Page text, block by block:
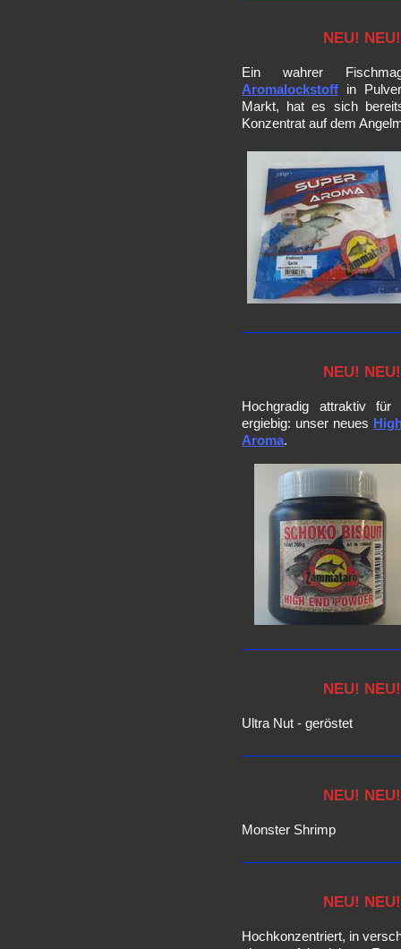
NEU!
Ein wahrer
Aromalockstoff in
Markt, hat es sich
Konzentrat auf dem
NEU!
Hochgradig attraktiv
ergiebig: unser neues
Aroma.
NEU!
Ultra Nut - geröstet
NEU!
Monster Shrimp
NEU!
Hochkonzentriert, in